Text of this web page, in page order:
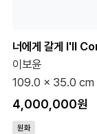
이보윤
109.0 x 35.0 cm
4,000,000원
원화